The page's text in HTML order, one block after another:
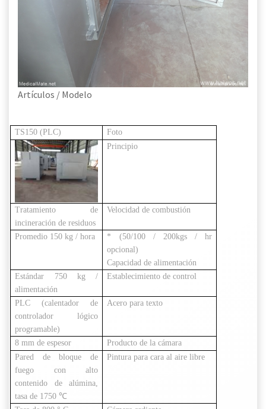
Artículos / Modelo
TS150 (PLC)
Foto
Principio
Tratamiento de
incineración de residuos
Velocidad de combustión
Promedio 150 kg / hora
* (50/100 / 200kgs / hr
opcional)
Capacidad de alimentación
Estándar 750 kg /
alimentación
Establecimiento de control
PLC (calentador de
controlador lógico
programable)
Acero para texto
8 mm de espesor
Producto de la cámara
Pared de bloque de
fuego con alto
contenido de alúmina,
tasa de 1750 ℃
Pintura para cara al aire libre